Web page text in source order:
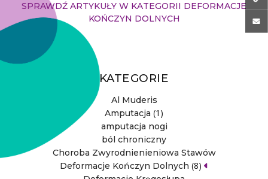
SPRAWDŹ ARTYKUŁY W KATEGORII DEFORMACJE
KOŃCZYN DOLNYCH
KATEGORIE
Al Muderis
Amputacja (1)
amputacja nogi
ból chroniczny
Choroba Zwyrodnienieniowa Stawów
Deformacje Kończyn Dolnych (8)